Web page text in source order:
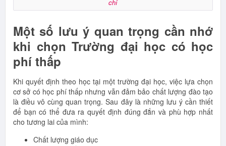
chỉ
Một số lưu ý quan trọng cần nhớ
khi chọn Trường đại học có học
phí thấp
Khi quyết định theo học tại một trường đại học, việc lựa chọn
cơ sở có học phí thấp nhưng vẫn đảm bảo chất lượng đào tạo
là điều vô cùng quan trọng. Sau đây là những lưu ý cần thiết
để bạn có thể đưa ra quyết định đúng đắn và phù hợp nhất
cho tương lai của mình:
Chất lượng giáo dục